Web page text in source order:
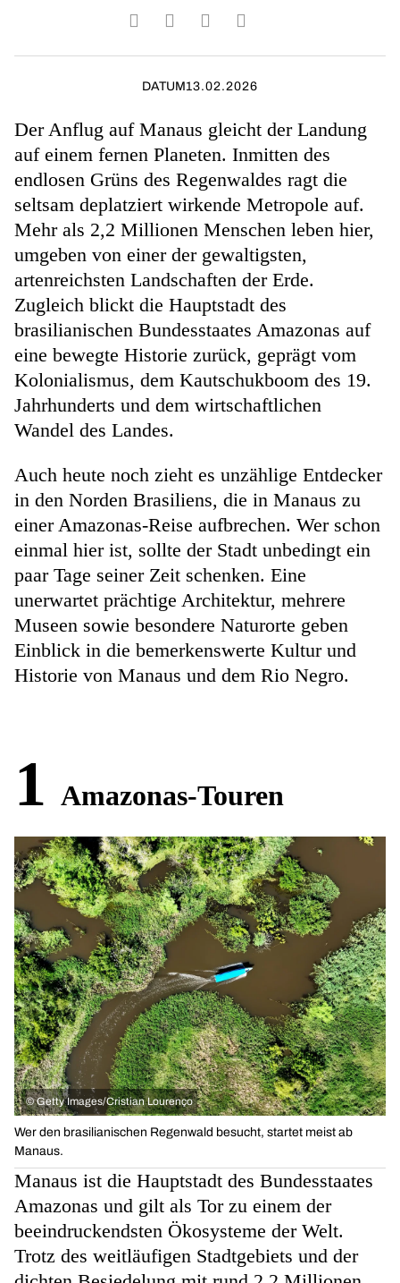
DATUM13.02.2026
Der Anflug auf Manaus gleicht der Landung
auf einem fernen Planeten. Inmitten des
endlosen Grüns des Regenwaldes ragt die
seltsam deplatziert wirkende Metropole auf.
Mehr als 2,2 Millionen Menschen leben hier,
umgeben von einer der gewaltigsten,
artenreichsten Landschaften der Erde.
Zugleich blickt die Hauptstadt des
brasilianischen Bundesstaates Amazonas auf
eine bewegte Historie zurück, geprägt vom
Kolonialismus, dem Kautschukboom des 19.
Jahrhunderts und dem wirtschaftlichen
Wandel des Landes.
Auch heute noch zieht es unzählige Entdecker
in den Norden Brasiliens, die in Manaus zu
einer Amazonas-Reise aufbrechen. Wer schon
einmal hier ist, sollte der Stadt unbedingt ein
paar Tage seiner Zeit schenken. Eine
unerwartet prächtige Architektur, mehrere
Museen sowie besondere Naturorte geben
Einblick in die bemerkenswerte Kultur und
Historie von Manaus und dem Rio Negro.
1 Amazonas-Touren
© Getty Images/Cristian Lourenço
Wer den brasilianischen Regenwald besucht, startet meist ab
Manaus.
Manaus ist die Hauptstadt des Bundesstaates
Amazonas und gilt als Tor zu einem der
beeindruckendsten Ökosysteme der Welt.
Trotz des weitläufigen Stadtgebiets und der